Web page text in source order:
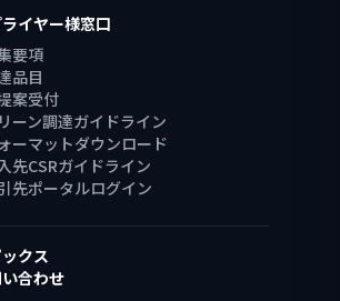
イヤー様窓口
要項
品目
案受付
ーン調達ガイドライン
ーマットダウンロード
先CSRガイドライン
先ポータルログイン
ックス
合わせ